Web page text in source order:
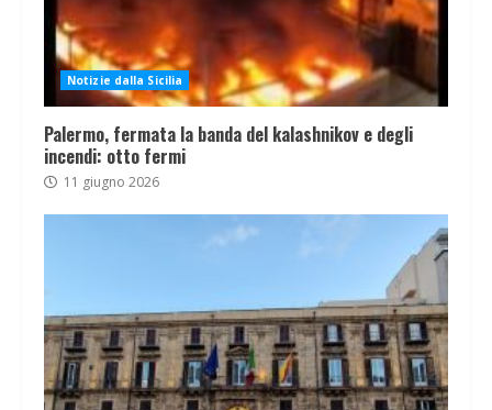
Notizie dalla Sicilia
Palermo, fermata la banda del kalashnikov e degli
incendi: otto fermi
11 giugno 2026